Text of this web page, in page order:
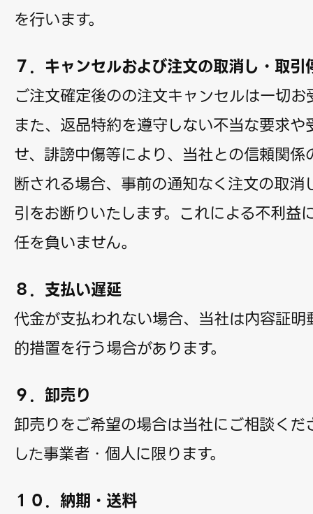
を行います。
７．キャンセルおよび注文の取消し・取引
ご注文確定後のの注文キャンセルは一切
また、返品特約を遵守しない不当な要求
せ、誹謗中傷等により、当社との信頼関
断される場合、事前の通知なく注文の取消
引をお断りいたします。これによる不利益
任を負いません。
８．支払い遅延
代金が支払われない場合、当社は内容証
的措置を行う場合があります。
９．卸売り
卸売りをご希望の場合は当社にご相談く
した事業者・個人に限ります。
１０．納期・送料